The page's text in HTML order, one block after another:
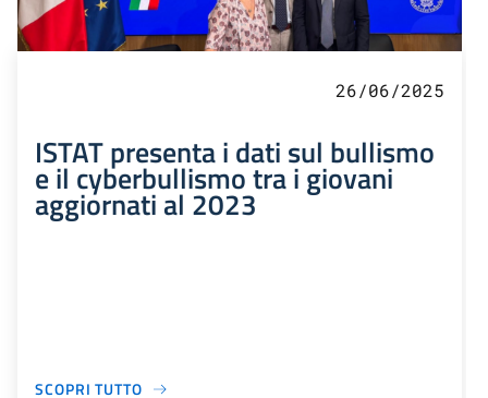
26/06/2025
ISTAT presenta i dati sul bullismo
e il cyberbullismo tra i giovani
aggiornati al 2023
SCOPRI TUTTO